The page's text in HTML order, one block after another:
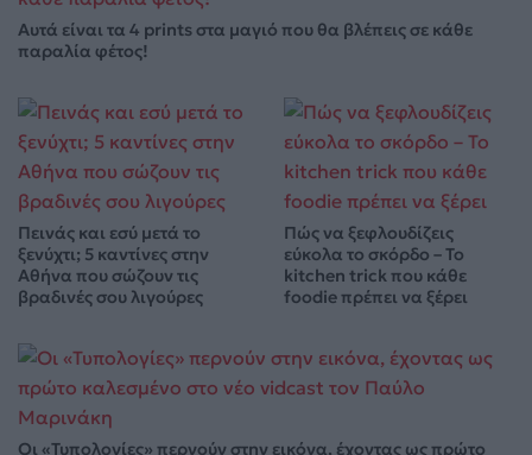
Αυτά είναι τα 4 prints στα μαγιό που θα βλέπεις σε κάθε
παραλία φέτος!
Πεινάς και εσύ μετά το
ξενύχτι; 5 καντίνες στην
Αθήνα που σώζουν τις
βραδινές σου λιγούρες
Πώς να ξεφλουδίζεις
εύκολα το σκόρδο – Το
kitchen trick που κάθε
foodie πρέπει να ξέρει
Οι «Τυπολογίες» περνούν στην εικόνα, έχοντας ως πρώτο